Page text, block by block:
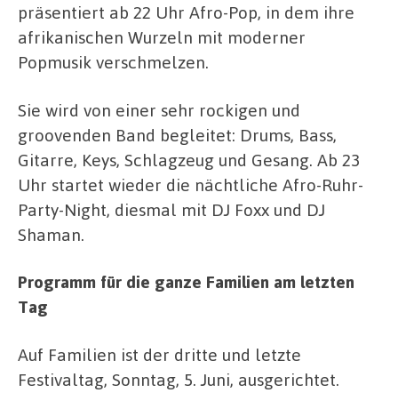
präsentiert ab 22 Uhr Afro-Pop, in dem ihre
afrikanischen Wurzeln mit moderner
Popmusik verschmelzen.
Sie wird von einer sehr rockigen und
groovenden Band begleitet: Drums, Bass,
Gitarre, Keys, Schlagzeug und Gesang. Ab 23
Uhr startet wieder die nächtliche Afro-Ruhr-
Party-Night, diesmal mit DJ Foxx und DJ
Shaman.
Programm für die ganze Familien am letzten
Tag
Auf Familien ist der dritte und letzte
Festivaltag, Sonntag, 5. Juni, ausgerichtet.